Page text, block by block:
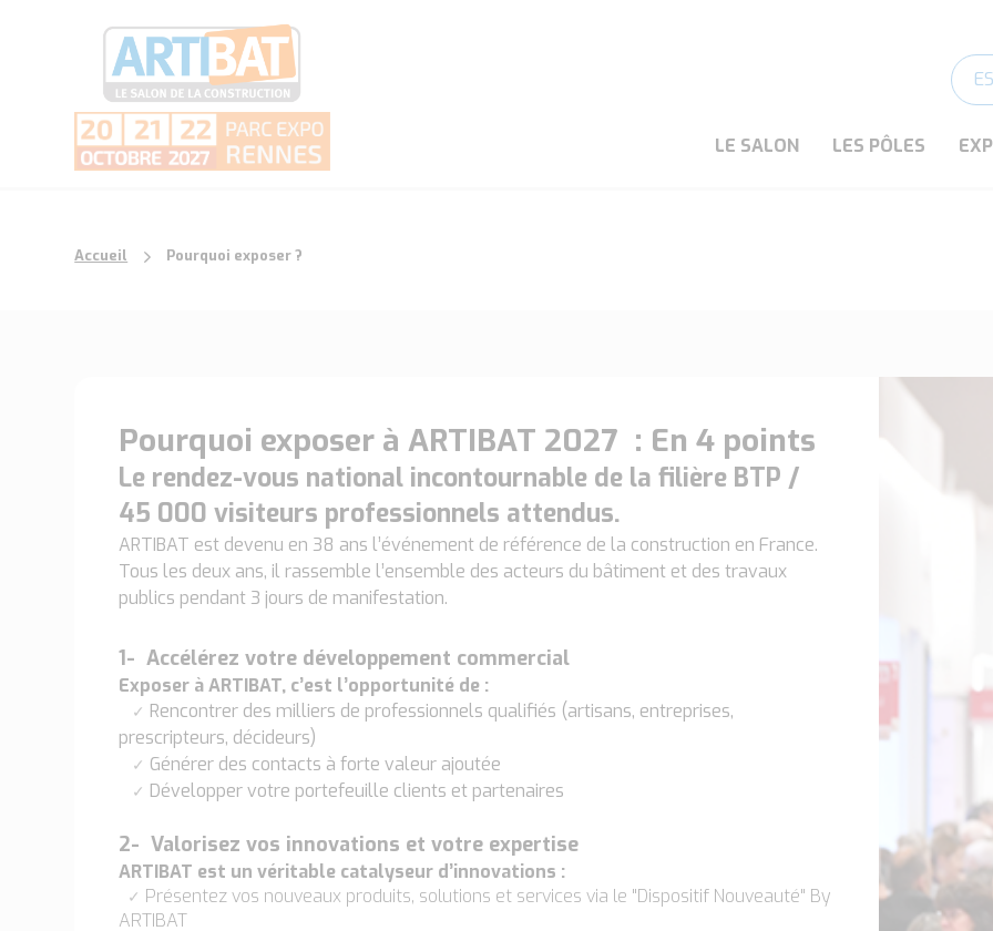
LE SALON LES PÔLES
Accueil Pourquoi exposer ?
Pourquoi exposer à ARTIBAT 2027 : En 4 points
Le rendez-vous national incontournable de la filière BTP /
45 000 visiteurs professionnels attendus.
ARTIBAT est devenu en 38 ans l’événement de référence de la construction en France.
Tous les deux ans, il rassemble l’ensemble des acteurs du bâtiment et des travaux
publics pendant 3 jours de manifestation.
1- Accélérez votre développement commercial
Exposer à ARTIBAT, c’est l’opportunité de :
✓ Rencontrer des milliers de professionnels qualifiés (artisans, entreprises,
prescripteurs, décideurs)
✓ Générer des contacts à forte valeur ajoutée
✓ Développer votre portefeuille clients et partenaires
2- Valorisez vos innovations et votre expertise
ARTIBAT est un véritable catalyseur d’innovations :
✓ Présentez vos nouveaux produits, solutions et services via le "Dispositif Nouveauté" By
ARTIBAT